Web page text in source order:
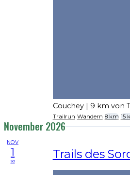
Couchey | 9 km von
Trailrun Wandern 8 km 15
November 2026
NOV
1
so Trails des